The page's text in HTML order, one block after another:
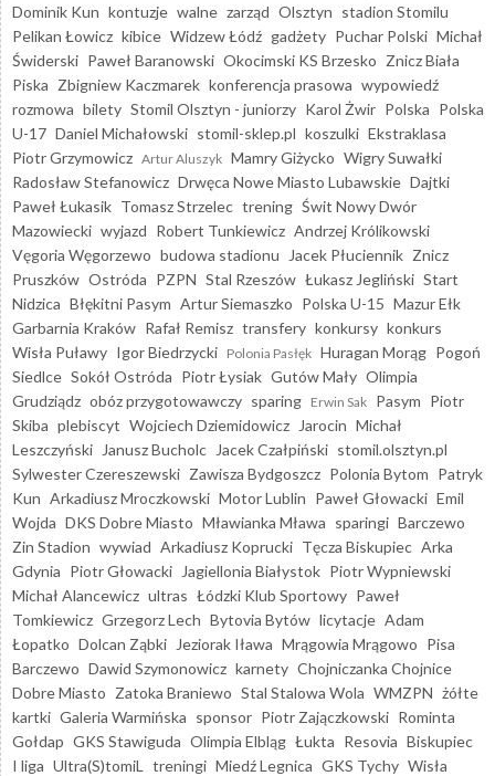
Dominik Kun kontuzje walne zarząd Olsztyn stadion Stomilu
Pelikan Łowicz kibice Widzew Łódź gadżety Puchar Polski Michał
Świderski Paweł Baranowski Okocimski KS Brzesko Znicz Biała
Piska Zbigniew Kaczmarek konferencja prasowa wypowiedź
rozmowa bilety Stomil Olsztyn - juniorzy Karol Żwir Polska Polska
U-17 Daniel Michałowski stomil-sklep.pl koszulki Ekstraklasa
Piotr Grzymowicz Artur Aluszyk Mamry Giżycko Wigry Suwałki
Radosław Stefanowicz Drwęca Nowe Miasto Lubawskie Dajtki
Paweł Łukasik Tomasz Strzelec trening Świt Nowy Dwór
Mazowiecki wyjazd Robert Tunkiewicz Andrzej Królikowski
Vęgoria Węgorzewo budowa stadionu Jacek Płuciennik Znicz
Pruszków Ostróda PZPN Stal Rzeszów Łukasz Jegliński Start
Nidzica Błękitni Pasym Artur Siemaszko Polska U-15 Mazur Ełk
Garbarnia Kraków Rafał Remisz transfery konkursy konkurs
Wisła Puławy Igor Biedrzycki Polonia Pasłęk Huragan Morąg Pogoń
Siedlce Sokół Ostróda Piotr Łysiak Gutów Mały Olimpia
Grudziądz obóz przygotowawczy sparing Erwin Sak Pasym Piotr
Skiba plebiscyt Wojciech Dziemidowicz Jarocin Michał
Leszczyński
Janusz Bucholc Jacek Czałpiński stomil.olsztyn.pl
Sylwester Czereszewski Zawisza Bydgoszcz Polonia Bytom Patryk
Kun Arkadiusz Mroczkowski Motor Lublin Paweł Głowacki Emil
Wojda DKS Dobre Miasto Mławianka Mława sparingi Barczewo
Zin Stadion wywiad Arkadiusz Koprucki Tęcza Biskupiec Arka
Gdynia Piotr Głowacki Jagiellonia Białystok Piotr Wypniewski
Michał Alancewicz ultras Łódzki Klub Sportowy Paweł
Tomkiewicz Grzegorz Lech Bytovia Bytów licytacje Adam
Łopatko Dolcan Ząbki Jeziorak Iława Mrągowia Mrągowo Pisa
Barczewo Dawid Szymonowicz karnety Chojniczanka Chojnice
Dobre Miasto Zatoka Braniewo Stal Stalowa Wola WMZPN żółte
kartki Galeria Warmińska sponsor Piotr Zajączkowski Rominta
Gołdap GKS Stawiguda Olimpia Elbląg Łukta Resovia Biskupiec
I liga Ultra(S)tomiL treningi Miedź Legnica GKS Tychy Wisła